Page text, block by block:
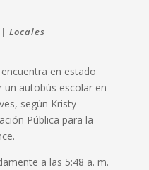
| Locales
en estado
autobús escolar en
según Kristy
Pública para la
a las 5:48 a. m.